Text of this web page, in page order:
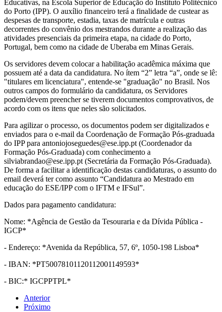
Educativas, na Escola Superior de Educação do Instituto Politécnico
do Porto (IPP). O auxílio financeiro terá a finalidade de custear as
despesas de transporte, estadia, taxas de matrícula e outras
decorrentes do convênio dos mestrandos durante a realização das
atividades presenciais da primeira etapa, na cidade do Porto,
Portugal, bem como na cidade de Uberaba em Minas Gerais.
Os servidores devem colocar a habilitação acadêmica máxima que
possuem até a data da candidatura. No ítem “2” letra “a”, onde se lê:
"titulares em licenciatura", entende-se "graduação" no Brasil. Nos
outros campos do formulário da candidatura, os Servidores
podem/devem preencher se tiverem documentos comprovativos, de
acordo com os itens que neles são solicitados.
Para agilizar o processo, os documentos podem ser digitalizados e
enviados para o e-mail da Coordenação de Formação Pós-graduada
do IPP para antoniojoseguedes@ese.ipp.pt (Coordenador da
Formação Pós-Graduada) com conhecimento a
silviabrandao@ese.ipp.pt (Secretária da Formação Pós-Graduada).
De forma a facilitar a identificação destas candidaturas, o assunto do
email deverá ter como assunto “Candidatura ao Mestrado em
educação do ESE/IPP com o IFTM e IFSul”.
Dados para pagamento candidatura:
Nome: *Agência de Gestão da Tesouraria e da Dívida Pública -
IGCP*
- Endereço: *Avenida da República, 57, 6º, 1050-198 Lisboa*
- IBAN: *PT50078101120112001149593*
- BIC:* IGCPPTPL*
Anterior
Próximo